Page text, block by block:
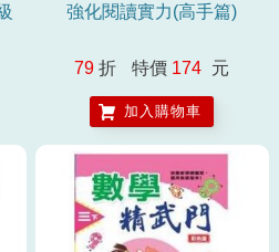
強化閱讀實力(高手篇)
79 折 特價 174 元
加入購物車